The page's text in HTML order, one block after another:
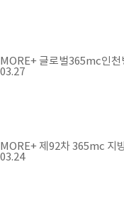
MORE+ 글로벌365mc인천
03.27
MORE+ 제92차 365mc 지
03.24